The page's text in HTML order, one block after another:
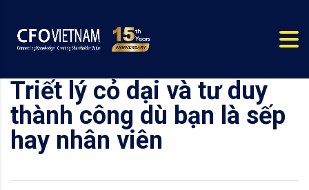
Triết lý cỏ dại và tư duy
thành công dù bạn là sếp
hay nhân viên